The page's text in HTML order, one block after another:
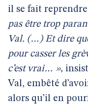
il se fait
pas être trop
Val. (…) Et dire
pour casser les
c’est vrai… »,
Val, embêté
alors qu’il en